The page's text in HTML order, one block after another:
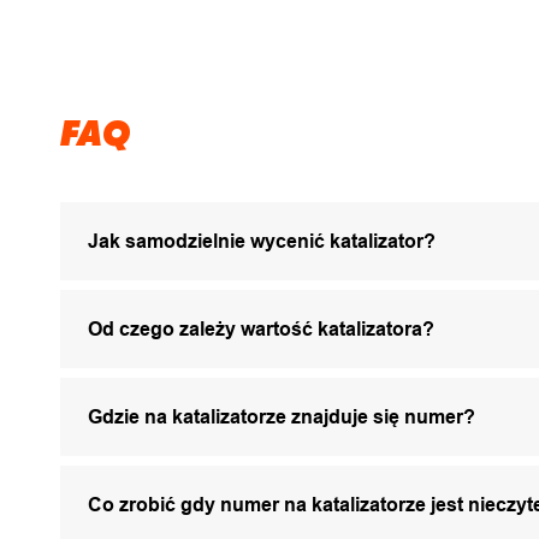
FAQ
Jak samodzielnie wycenić katalizator?
Od czego zależy wartość katalizatora?
Gdzie na katalizatorze znajduje się numer?
Co zrobić gdy numer na katalizatorze jest